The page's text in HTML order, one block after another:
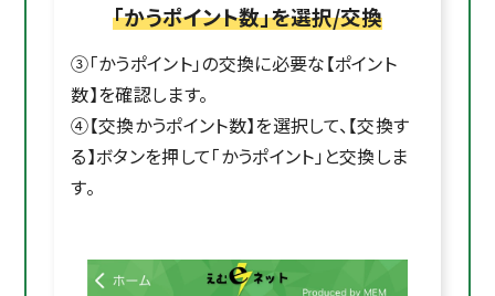
「かうポイント数」を選択/交換
③「かうポイント」の交換に必要な【ポイント
数】を確認します。
④【交換かうポイント数】を選択して、【交換す
る】ボタンを押して「かうポイント」と交換しま
す。